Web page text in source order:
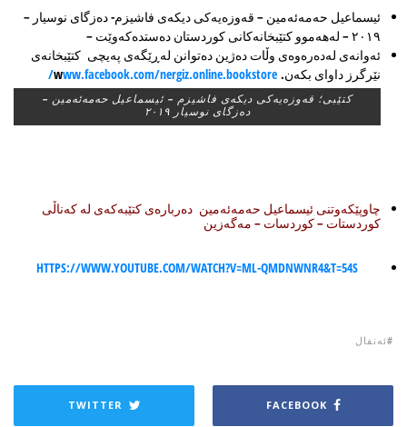
ئیسماعیل حه‌مه‌ئه‌مین – قه‌وزه‌یه‌كی دیكه‌ی فاشیزم- ده‌زگای نوسیار –
٢٠١٩ – له‌هه‌موو كتێبخانه‌كانی كوردستان ده‌ستده‌كه‌وێت –
ئه‌وانه‌ی له‌ده‌ره‌وه‌ی وڵات ده‌ژین ده‌توانن له‌ڕێگه‌ی په‌یچی كتێبخانه‌ی
نێرگرز داوای بكه‌ن. w ww.facebook.com/nergiz.online.bookstore/
كتێبی؛ قه‌وزه‌یه‌كی دیكه‌ی فاشیزم – ئیسماعیل حه‌مه‌ئه‌مین –
ده‌زگای نوسیار ٢٠١٩
چاوپێكه‌وتنی ئیسماعیل حه‌مه‌ئه‌مین ده‌رباره‌ی كتێبه‌كه‌ی له‌ كه‌ناڵی
كوردستات – كوردسات – مه‌گه‌زین
HTTPS://WWW.YOUTUBE.COM/WATCH?V=ML-QMDNWNR4&T=54S
ئه‌نفال
FACEBOOK
TWITTER